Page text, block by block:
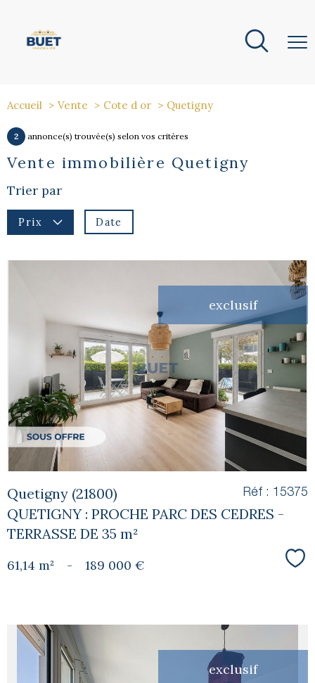
Accueil Vente Cote d or Quetigny
2 annonce(s) trouvée(s) selon vos critères
Vente immobilière Quetigny
Trier par
Prix Date
exclusif
voir le
bien
Quetigny (21800)
QUETIGNY : PROCHE PARC DES CEDRES -
TERRASSE DE 35 m²
Réf : 15375
61,14 m² - 189 000 €
exclusif